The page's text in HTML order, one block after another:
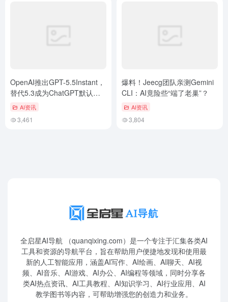
OpenAI推出GPT-5.5Instant，
替代5.3成为ChatGPT默认模
型 AI资讯
3,461
爆料！Jeecg团队亲测Gemini
CLI：AI竟险些“端了老巢”？
AI资讯
3,804
全启星AI导航 （quanqixing.com）是一个专注于汇集各类AI
工具和资源的导航平台，旨在帮助用户便捷地发现和使用最
新的人工智能应用，涵盖AI写作、AI绘画、AI聊天、AI视
频、AI音乐、AI游戏、AI办公、AI编程等领域，同时分享各
类AI热点资讯、AI工具教程、AI知识学习、AI行业应用、AI
教学图书等内容，可帮助增强您的创造力和业务。